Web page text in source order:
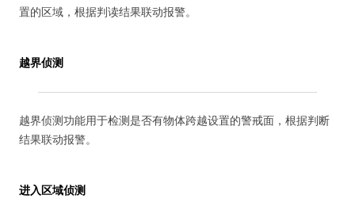
置的区域，根据判读结果联动报警。
越界侦测
越界侦测功能用于检测是否有物体跨越设置的警戒面，根据判断
结果联动报警。
进入区域侦测